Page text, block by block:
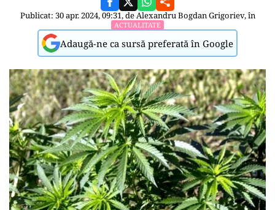
Publicat: 30 apr. 2024, 09:31, deAlexandru Bogdan Grigoriev, în
ACTUALITATE
Adaugă-ne ca sursă preferată în Google